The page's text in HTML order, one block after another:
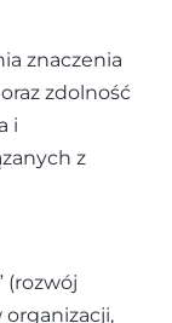
znaczenia
zdolność
i
z
(rozwój
organizacji,